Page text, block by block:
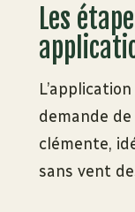
Les
demande
clémente,
sans vent